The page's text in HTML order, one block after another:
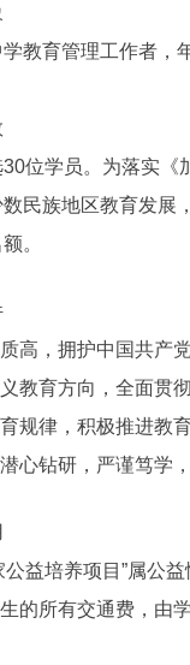
育管理工作者，年
学员。为落实《加
民族地区教育发展
。
，拥护中国共产党
育方向，全面贯彻
律，积极推进教育
钻研，严谨笃学，
培养项目”属公益
所有交通费，由学